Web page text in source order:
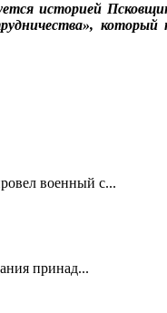
историей
который
военный с...
принад...